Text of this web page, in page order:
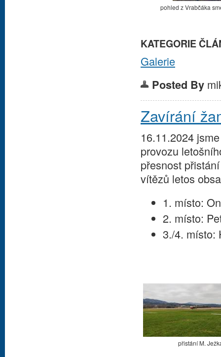
pohled z Vrabčáka
KATEGORIE
Galerie
Posted By
Zavírání
16.11.2024
provozu
přesnost
vítězů letos
1. místo:
2. místo:
3./4. místo:
přistání M.